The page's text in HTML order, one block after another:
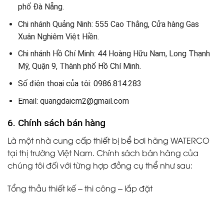
phố Đà Nẵng.
Chi nhánh Quảng Ninh: 555 Cao Thắng, Cửa hàng Gas
Xuân Nghiêm Việt Hiền.
Chi nhánh Hồ Chí Minh: 44 Hoàng Hữu Nam, Long Thạnh
Mỹ, Quận 9, Thành phố Hồ Chí Minh.
Số điện thoại của tôi: 0986.814.283
Email: quangdaicm2@gmail.com
6. Chính sách bán hàng
Là một nhà cung cấp thiết bị bể bơi hãng WATERCO
tại thị trường Việt Nam. Chính sách bán hàng của
chúng tôi đối với từng hợp đồng cụ thể như sau:
Tổng thầu thiết kế – thi công – lắp đặt